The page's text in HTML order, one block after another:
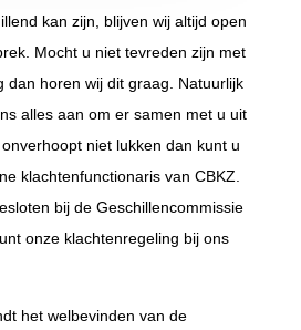
kan zijn, blijven wij altijd open
Mocht u niet tevreden zijn met
dan horen wij dit graag. Natuurlijk
alles aan om er samen met u uit
niet lukken dan kunt u
klachtenfunctionaris van CBKZ.
bij de Geschillencommissie
onze klachtenregeling bij ons
het welbevinden van de